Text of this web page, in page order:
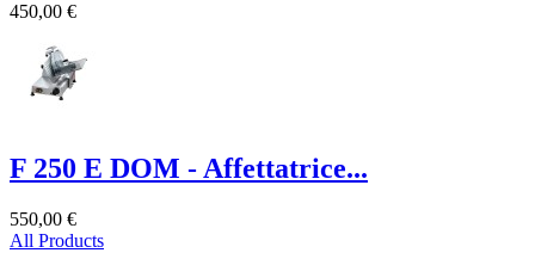
450,00 €
F 250 E DOM - Affettatrice...
550,00 €
All Products